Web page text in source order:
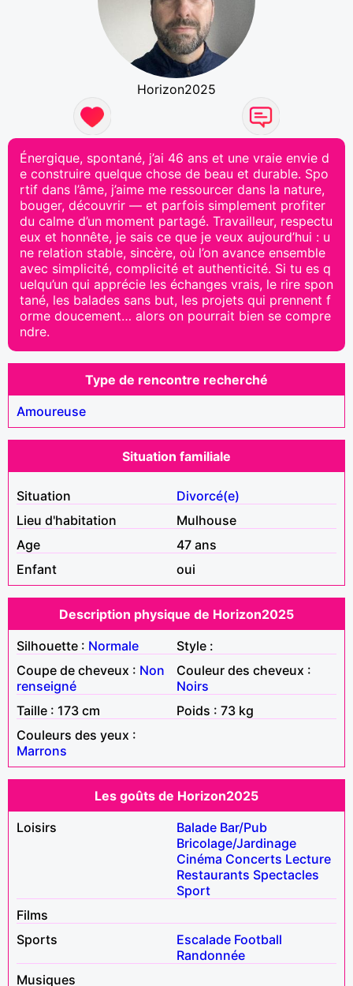
Horizon2025
Énergique, spontané, j’ai 46 ans et une vraie envie d
e construire quelque chose de beau et durable. Spo
rtif dans l’âme, j’aime me ressourcer dans la nature,
bouger, découvrir — et parfois simplement profiter
du calme d’un moment partagé. Travailleur, respectu
eux et honnête, je sais ce que je veux aujourd’hui : u
ne relation stable, sincère, où l’on avance ensemble
avec simplicité, complicité et authenticité. Si tu es q
uelqu’un qui apprécie les échanges vrais, le rire spon
tané, les balades sans but, les projets qui prennent f
orme doucement… alors on pourrait bien se compre
ndre.
Type de rencontre recherché
Amoureuse
Situation familiale
Situation
Divorcé(e)
Lieu d'habitation
Mulhouse
Age
47 ans
Enfant
oui
Description physique de Horizon2025
Silhouette : Normale
Style :
Coupe de cheveux : Non
renseigné
Couleur des cheveux :
Noirs
Taille : 173 cm
Poids : 73 kg
Couleurs des yeux :
Marrons
Les goûts de Horizon2025
Loisirs
Balade Bar/Pub
Bricolage/Jardinage
Cinéma Concerts Lecture
Restaurants Spectacles
Sport
Films
Sports
Escalade Football
Randonnée
Musiques